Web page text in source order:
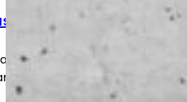
kulumat ja vauriot nopeasti ja
takaisin turvalliseen ja toimivaan